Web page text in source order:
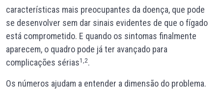
características mais preocupantes da doença, que pode
se desenvolver sem dar sinais evidentes de que o fígado
está comprometido. E quando os sintomas finalmente
aparecem, o quadro pode já ter avançado para
complicações sérias1,2.
Os números ajudam a entender a dimensão do problema.